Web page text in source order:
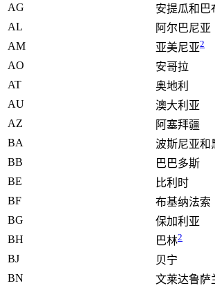
AG
安提瓜和巴
AL
阿尔巴尼亚
AM
亚美尼亚2
AO
安哥拉
AT
奥地利
AU
澳大利亚
AZ
阿塞拜疆
BA
波斯尼亚和
BB
巴巴多斯
BE
比利时
BF
布基纳法索
BG
保加利亚
BH
巴林2
BJ
贝宁
BN
文莱达鲁萨